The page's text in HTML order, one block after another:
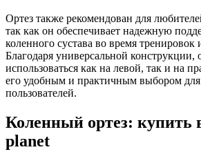
Ортез также рекомендован для
так как он обеспечивает надежную
коленного сустава во время тренировок
Благодаря универсальной конструкции,
использоваться как на левой, так и на
его удобным и практичным выбором
пользователей.
Коленный ортез: купить
planet